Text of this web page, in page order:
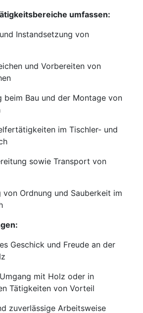
umfassen:
Instandsetzung von
und Vorbereiten von
beim Bau und der Montage von
im Tischler- und
sowie Transport von
von Ordnung und Sauberkeit im
Geschick und Freude an der
mit Holz oder in
Tätigkeiten von Vorteil
zuverlässige Arbeitsweise